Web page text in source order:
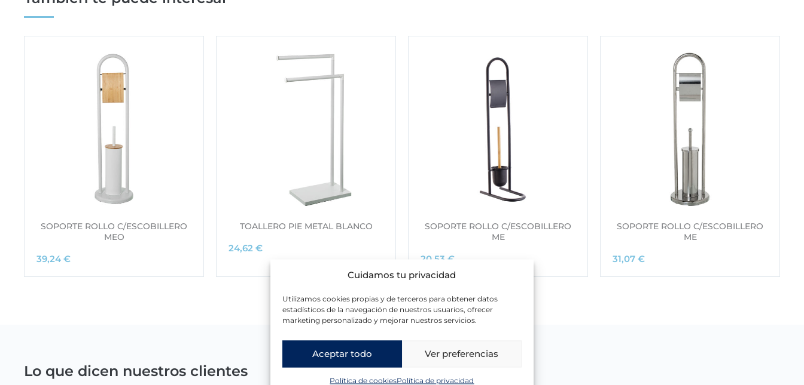
Cuidamos tu privacidad
Utilizamos cookies propias y de terceros para obtener datos
estadísticos de la navegación de nuestros usuarios, ofrecer
marketing personalizado y mejorar nuestros servicios.
Aceptar todo Ver preferencias
Política de cookiesPolítica de privacidad
SOPORTE ROLLO C/ESCOBILLERO
MEO
39,24 €
TOALLERO PIE METAL BLANCO
24,62 €
SOPORTE ROLLO C/ESCOBILLERO
ME
20,53 €
SOPORTE ROLLO C/ESCOBILLERO
ME
31,07 €
Lo que dicen nuestros clientes